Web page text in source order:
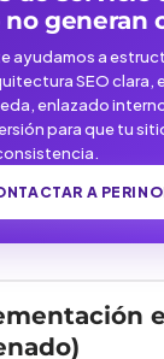
generan
ayudamos a
SEO clara,
enlazado
para que tu
A